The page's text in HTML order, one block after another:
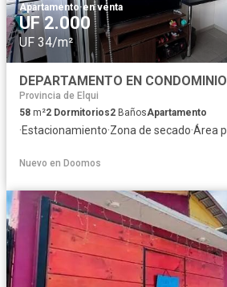
Apartamento·en venta
UF 2.000
UF 34/m²
Provincia de Elqui
58 m²2 Dormitorios2 BañosApartamento
·Estacionamiento·Zona de secado·Área
Nuevo en Doomos